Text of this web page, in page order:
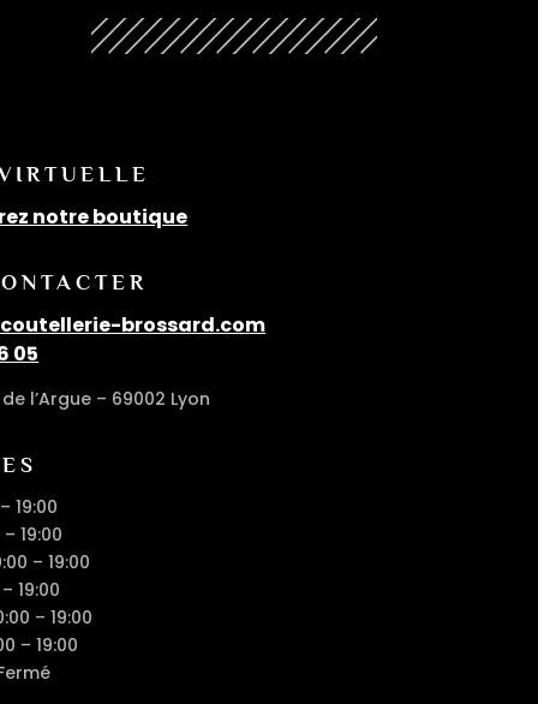
notre boutique
brossard.com
05
l’Argue – 69002 Lyon
19:00
19:00
– 19:00
19:00
– 19:00
– 19:00